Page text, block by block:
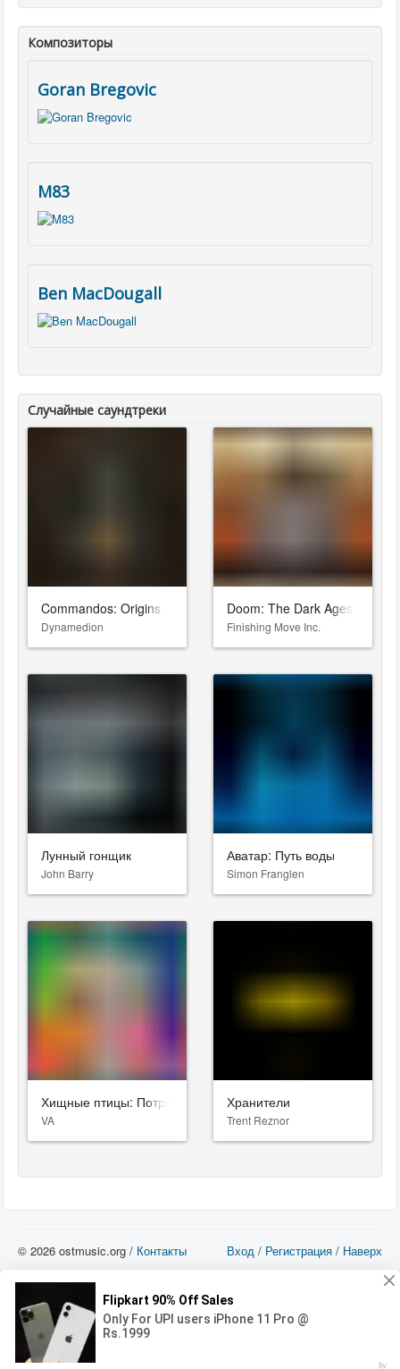
Композиторы
Goran Bregovic
M83
Ben MacDougall
Случайные саундтреки
Commandos: Origins
Dynamedion
Doom: The Dark Ages
Finishing Move Inc.
Лунный гонщик
John Barry
Аватар: Путь воды
Simon Franglen
Хищные птицы: Потрясающая история Харли Квинн
VA
Хранители
Trent Reznor
Вход / Регистрация / Наверх
© 2026 ostmusic.org / Контакты
прав) и охраняются Законом «Об авторском праве и смежных правах». Вы
можете использовать такие материалы только в том в случае, если
использование производится с ознакомительными целями - для прочих целей
вы должны приобрести лицензионную запись.